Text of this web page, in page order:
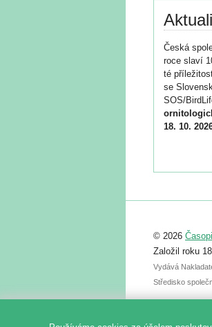
Česká
roce slaví
té
se
SOS/
18. 10.
abstraktu
posteru je
© 2026
Založil roku
Vydává
Středisko